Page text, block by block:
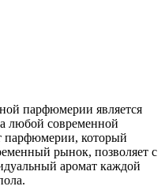
парфюмерии является
любой современной
который
рынок, позволяет с
аромат каждой